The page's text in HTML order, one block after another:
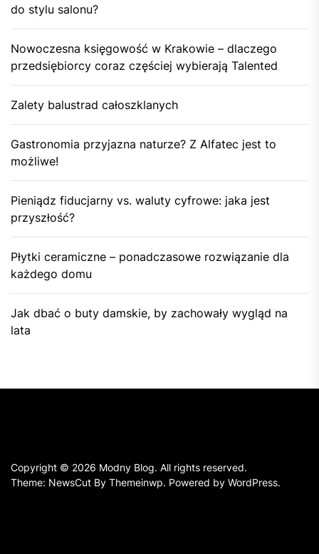
do stylu salonu?
Nowoczesna księgowość w Krakowie – dlaczego
przedsiębiorcy coraz częściej wybierają Talented
Zalety balustrad całoszklanych
Gastronomia przyjazna naturze? Z Alfatec jest to
możliwe!
Pieniądz fiducjarny vs. waluty cyfrowe: jaka jest
przyszłość?
Płytki ceramiczne – ponadczasowe rozwiązanie dla
każdego domu
Jak dbać o buty damskie, by zachowały wygląd na
lata
Copyright © 2026 Modny Blog. All rights reserved.
Theme: NewsCut By Themeinwp. Powered by WordPress.